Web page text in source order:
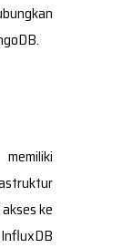
ke